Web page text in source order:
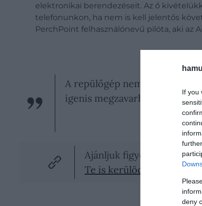
If you
deny
elektronikai berendezéseit. Az ő
telefonunkon, ha nem is kell jelentős
PerchPoint felhasználónevű pilóta, aki az
A repülőgép nem fog leesni
igenis megzavarhatja.
Ajánljuk figyelmedbe!
Te is kerülöd ezt az ülést